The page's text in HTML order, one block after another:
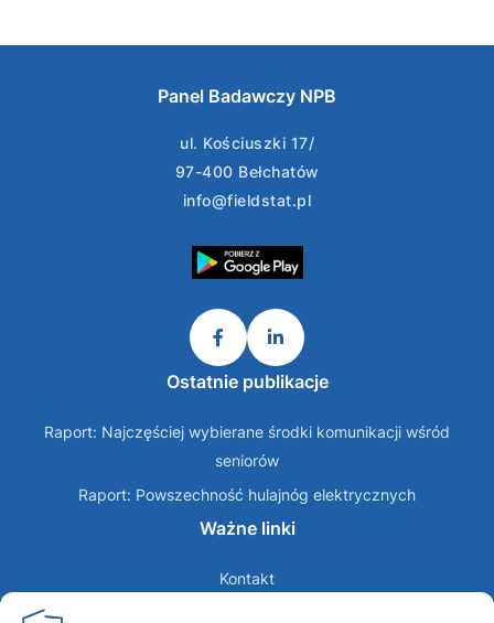
Panel Badawczy NPB
ul. Kościuszki 17/
97-400 Bełchatów
info@fieldstat.pl
Ostatnie publikacje
Raport: Najczęściej wybierane środki komunikacji wśród
seniorów
Raport: Powszechność hulajnóg elektrycznych
Ważne linki
Kontakt